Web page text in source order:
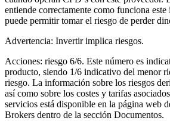
entiende correctamente como funciona
puede permitir tomar el riesgo de perder
Advertencia: Invertir implica riesgos.
Acciones: riesgo 6/6. Este número es
producto, siendo 1/6 indicativo del menor
riesgo. La información sobre los riesgos
así como sobre los costes y tarifas
servicios está disponible en la página web
Brokers dentro de la sección Documentos.